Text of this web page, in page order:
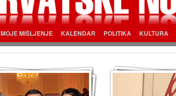
MOJE MIŠLJENJE KALENDAR POLITIKA KULTURA